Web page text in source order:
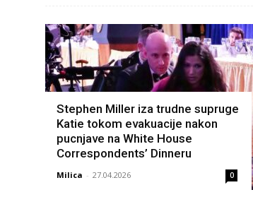
Stephen Miller iza trudne supruge
Katie tokom evakuacije nakon
pucnjave na White House
Correspondents’ Dinneru
Milica - 27.04.2026 0